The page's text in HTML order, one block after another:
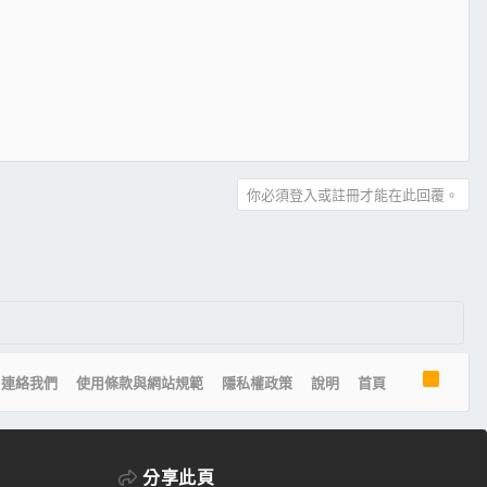
你必須登入或註冊才能在此回覆。
連絡我們 使用條款與網站規範 隱私權政策 說明 首頁
R
S
分享此頁